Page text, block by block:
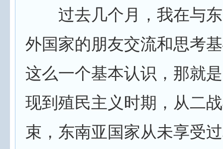
过去几个月，我在与东
外国家的朋友交流和思考
这么一个基本认识，那就
现到殖民主义时期，从二
束，东南亚国家从未享受